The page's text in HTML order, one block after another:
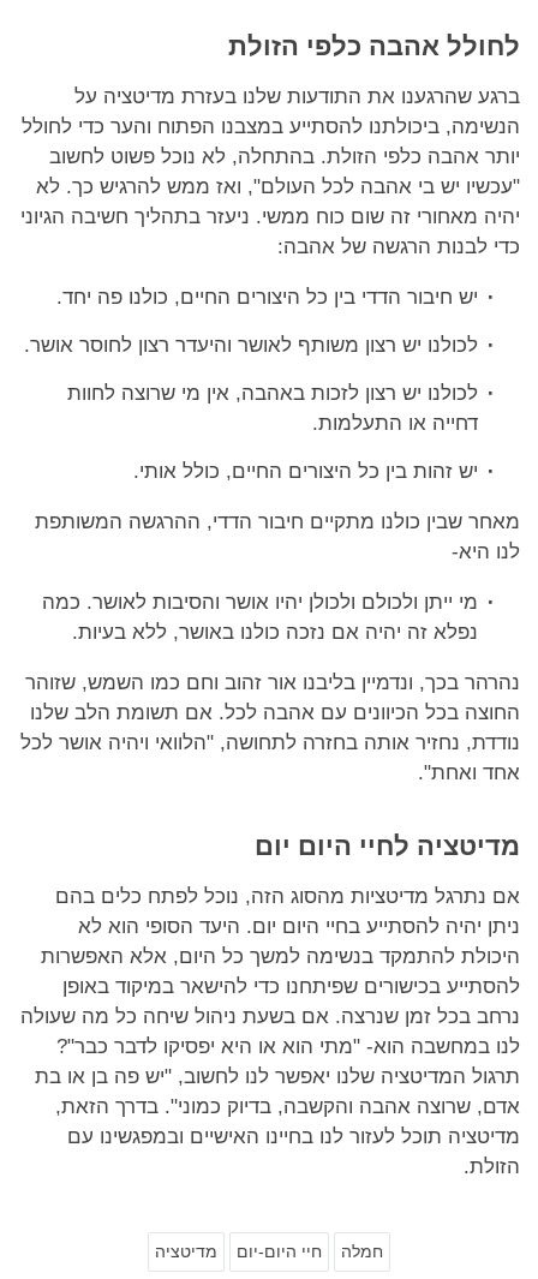
לחולל אהבה כלפי הזולת
ברגע שהרגענו את התודעות שלנו בעזרת מדיטציה על
הנשימה, ביכולתנו להסתייע במצבנו הפתוח והער כדי לחולל
יותר אהבה כלפי הזולת. בהתחלה, לא נוכל פשוט לחשוב
"עכשיו יש בי אהבה לכל העולם", ואז ממש להרגיש כך. לא
יהיה מאחורי זה שום כוח ממשי. ניעזר בתהליך חשיבה הגיוני
כדי לבנות הרגשה של אהבה:
יש חיבור הדדי בין כל היצורים החיים, כולנו פה יחד.
לכולנו יש רצון משותף לאושר והיעדר רצון לחוסר אושר.
לכולנו יש רצון לזכות באהבה, אין מי שרוצה לחוות
דחייה או התעלמות.
יש זהות בין כל היצורים החיים, כולל אותי.
מאחר שבין כולנו מתקיים חיבור הדדי, ההרגשה המשותפת
לנו היא-
מי ייתן ולכולם ולכולן יהיו אושר והסיבות לאושר. כמה
נפלא זה יהיה אם נזכה כולנו באושר, ללא בעיות.
נהרהר בכך, ונדמיין בליבנו אור זהוב וחם כמו השמש, שזוהר
החוצה בכל הכיוונים עם אהבה לכל. אם תשומת הלב שלנו
נודדת, נחזיר אותה בחזרה לתחושה, "הלוואי ויהיה אושר לכל
אחד ואחת".
מדיטציה לחיי היום יום
אם נתרגל מדיטציות מהסוג הזה, נוכל לפתח כלים בהם
ניתן יהיה להסתייע בחיי היום יום. היעד הסופי הוא לא
היכולת להתמקד בנשימה למשך כל היום, אלא האפשרות
להסתייע בכישורים שפיתחנו כדי להישאר במיקוד באופן
נרחב בכל זמן שנרצה. אם בשעת ניהול שיחה כל מה שעולה
לנו במחשבה הוא- "מתי הוא או היא יפסיקו לדבר כבר"?
תרגול המדיטציה שלנו יאפשר לנו לחשוב, "יש פה בן או בת
אדם, שרוצה אהבה והקשבה, בדיוק כמוני". בדרך הזאת,
מדיטציה תוכל לעזור לנו בחיינו האישיים ובמפגשינו עם
הזולת.
חמלה חיי היום-יום מדיטציה